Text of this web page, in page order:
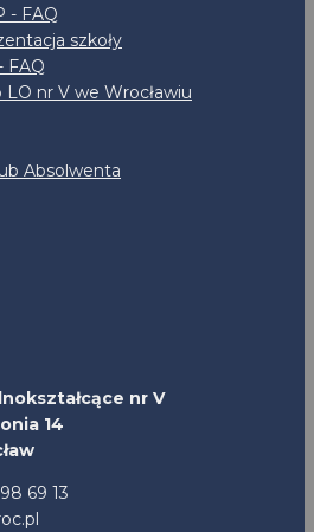
- FAQ
szkoły
FAQ
LO nr V we Wrocławiu
Absolwenta
nr V
14
69 13